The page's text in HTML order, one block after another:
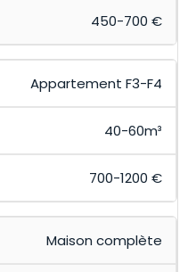
450-700 €
Appartement F3-F4
40-60m³
700-1200 €
Maison complète